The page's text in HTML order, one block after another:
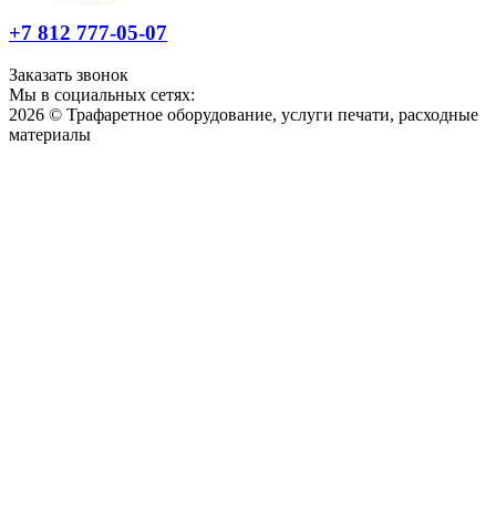
+7 812 777-05-07
Заказать звонок
Мы в социальных сетях:
2026 © Трафаретное оборудование, услуги печати, расходные
материалы